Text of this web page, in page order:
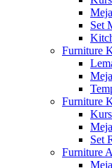
Set
Furniture
Furniture
Set
Furniture